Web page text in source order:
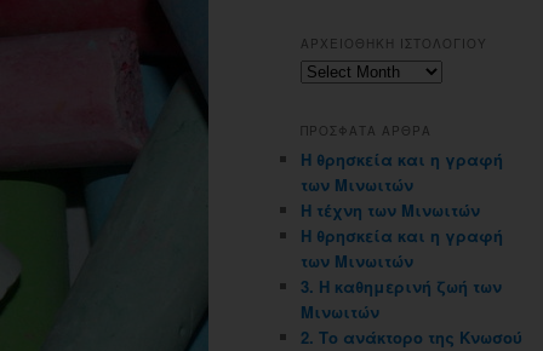
ΑΡΧΕΙΟΘΗΚΗ ΙΣΤΟΛΟΓΙΟΥ
Αρχειοθηκη
ΠΡΟΣΦΑΤΑ ΑΡΘΡΑ
Η θρησκεία και η γραφή
των Μινωιτών
Η τέχνη των Μινωιτών
Η θρησκεία και η γραφή
των Μινωιτών
3. Η καθημερινή ζωή των
Μινωιτών
2. Το ανάκτορο της Κνωσού